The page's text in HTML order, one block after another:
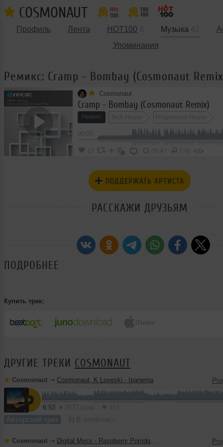
COSMONAUT
Профиль Лента HOT100 Музыка
Упоминания
Ремикс: Cramp - Bombay (Cosmonaut
Cosmonaut
Cramp - Bombay (Cosmonaut Remix)
Ремикс Tech House Progressive House
00:00
10 05:47 578 </>
ПОДДЕРЖАТЬ АРТИСТА
РАССКАЖИ ДРУЗЬЯМ
ПОДРОБНЕЕ
Купить трек:
ДРУГИЕ ТРЕКИ COSMONAUT
Cosmonaut ➝ Cosmonaut, K Loveski - Ipanema
6:53
Авторский трек
Cosmonaut ➝ Digital Mess - Raspberry Porridge (Cosmonaut Remix)